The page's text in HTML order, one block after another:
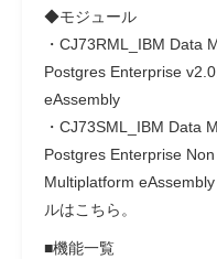
◆モジュール
・CJ73RML_IBM Data
Postgres Enterprise
eAssembly
・CJ73SML_IBM Data
Postgres Enterprise
Multiplatform
ルはこちら。
■機能一覧